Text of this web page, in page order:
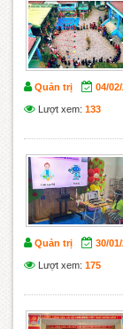
Quản trị 04/
Lượt xem: 133
Quản trị 30/
Lượt xem: 175